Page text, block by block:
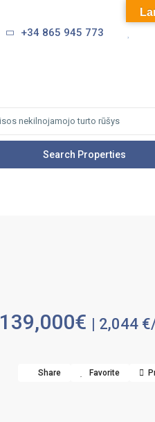
+34 865 945 773
nekilnojamojo turto rūšys
139,000€ | 2,044
Share Favorite